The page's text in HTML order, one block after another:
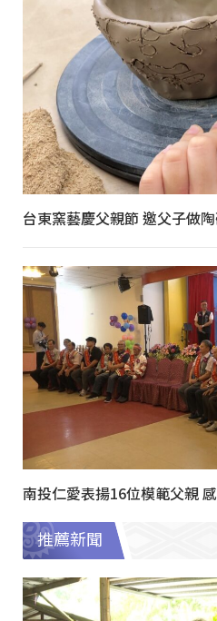
台東窯藝慶父親節 邀父子做
南投仁愛表揚16位模範父親
推薦新聞